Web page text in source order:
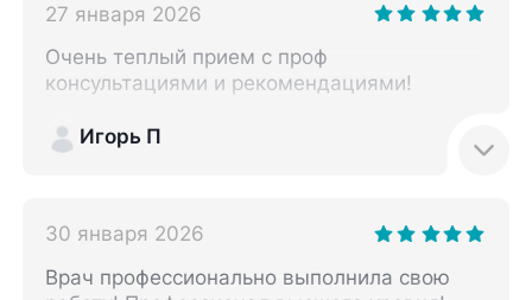
27 января 2026
Очень теплый прием с проф
консультациями и рекомендациями!
Игорь П
30 января 2026
Врач профессионально выполнила свою